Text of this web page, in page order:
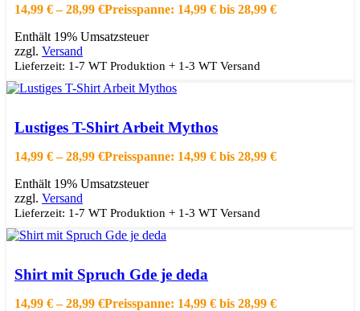
14,99 € –28,99 €Preisspanne: 14,99 € bis 28,99 €
Enthält 19% Umsatzsteuer
zzgl. Versand
Lieferzeit: 1-7 WT Produktion + 1-3 WT Versand
Schnellansicht
Lustiges T-Shirt Arbeit Mythos
14,99 € –28,99 €Preisspanne: 14,99 € bis 28,99 €
Enthält 19% Umsatzsteuer
zzgl. Versand
Lieferzeit: 1-7 WT Produktion + 1-3 WT Versand
Schnellansicht
Shirt mit Spruch Gde je deda
14,99 € –28,99 €Preisspanne: 14,99 € bis 28,99 €